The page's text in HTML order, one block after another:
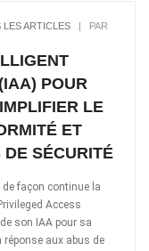
LES ARTICLES | PAR
POUR
LE
ET
SÉCURITÉ
façon continue la
Access
son IAA pour sa
réponse aux abus de